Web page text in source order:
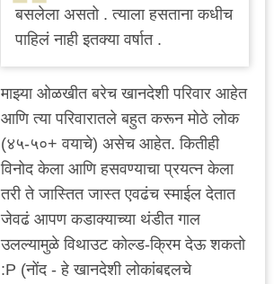
बसलेला असतो . त्याला हसताना कधीच
पाहिलं नाही इतक्या वर्षात .
माझ्या ओळखीत बरेच खानदेशी परिवार आहेत
आणि त्या परिवारातले बहुत करून मोठे लोक
(४५-५०+ वयाचे) असेच आहेत. कितीही
विनोद केला आणि हसवण्याचा प्रयत्न केला
तरी ते जास्तित जास्त एवढंच स्माईल देतात
जेवढं आपण कडाक्याच्या थंडीत गाल
उलल्यामुळे विथाउट कोल्ड-क्रिम देऊ शकतो
:P (नोंद - हे खानदेशी लोकांबद्दलचे